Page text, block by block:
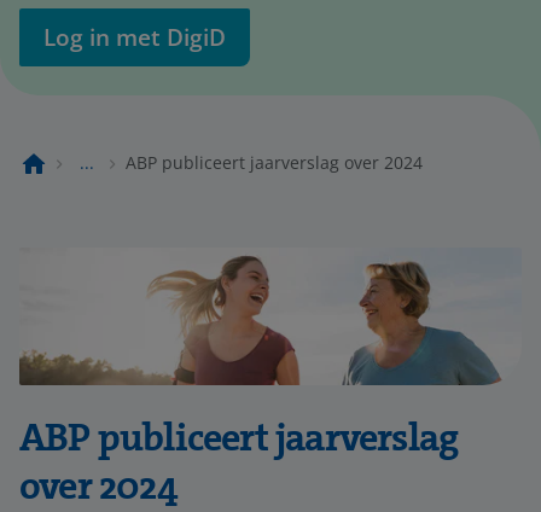
Log in met DigiD
... ABP publiceert jaarverslag over 2024
ABP publiceert jaarverslag
over 2024